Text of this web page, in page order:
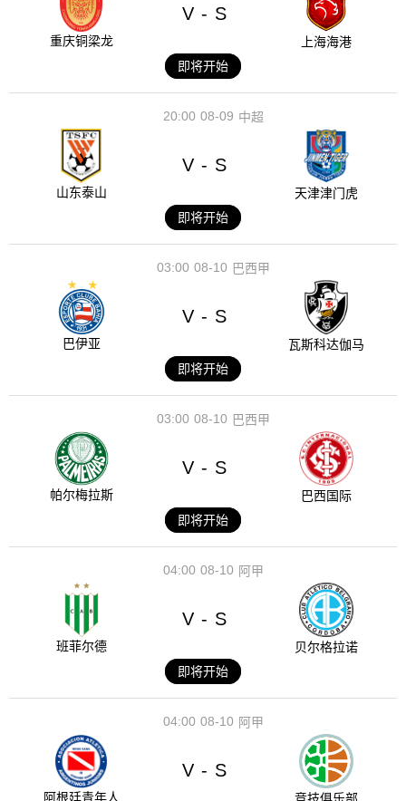
重庆铜梁龙
V - S
上海海港
即将开始
08-09
20:00 中超
山东泰山
V - S
天津津门虎
即将开始
08-10
03:00 巴西甲
巴伊亚
V - S
瓦斯科达伽马
即将开始
08-10
03:00 巴西甲
帕尔梅拉斯
V - S
巴西国际
即将开始
08-10
04:00 阿甲
班菲尔德
V - S
贝尔格拉诺
即将开始
08-10
04:00 阿甲
阿根廷青年人
V - S